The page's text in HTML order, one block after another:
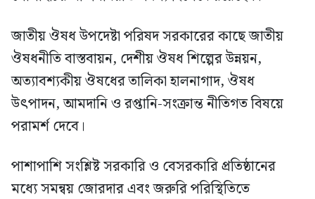
জাতীয় ঔষধ উপদেষ্টা পরিষদ সরকারের কাছে জাতীয়
ঔষধনীতি বাস্তবায়ন, দেশীয় ঔষধ শিল্পের উন্নয়ন,
অত্যাবশ্যকীয় ঔষধের তালিকা হালনাগাদ, ঔষধ
উৎপাদন, আমদানি ও রপ্তানি-সংক্রান্ত নীতিগত বিষয়ে
পরামর্শ দেবে।
পাশাপাশি সংশ্লিষ্ট সরকারি ও বেসরকারি প্রতিষ্ঠানের
মধ্যে সমন্বয় জোরদার এবং জরুরি পরিস্থিতিতে